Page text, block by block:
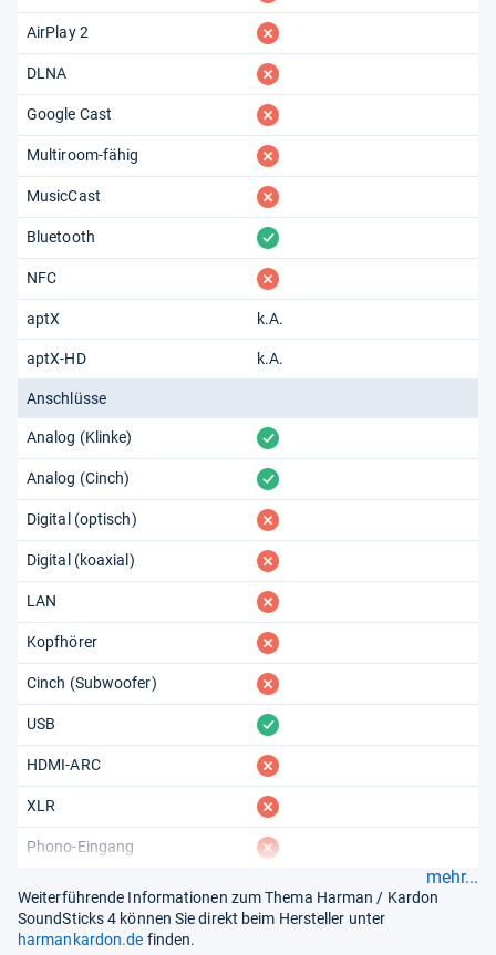
AirPlay 2 fehlt
DLNA fehlt
Google Cast fehlt
Multiroom-fähig fehlt
MusicCast fehlt
Bluetooth vorhanden
NFC fehlt
aptX k.A.
aptX-HD k.A.
Anschlüsse
Analog (Klinke) vorhanden
Analog (Cinch) vorhanden
Digital (optisch) fehlt
Digital (koaxial) fehlt
LAN fehlt
Kopfhörer fehlt
Cinch (Subwoofer) fehlt
USB vorhanden
HDMI-ARC fehlt
XLR fehlt
Phono-Eingang fehlt
mehr...
Weiterführende Informationen zum Thema Harman / Kardon
SoundSticks 4 können Sie direkt beim Hersteller unter
harmankardon.de finden.